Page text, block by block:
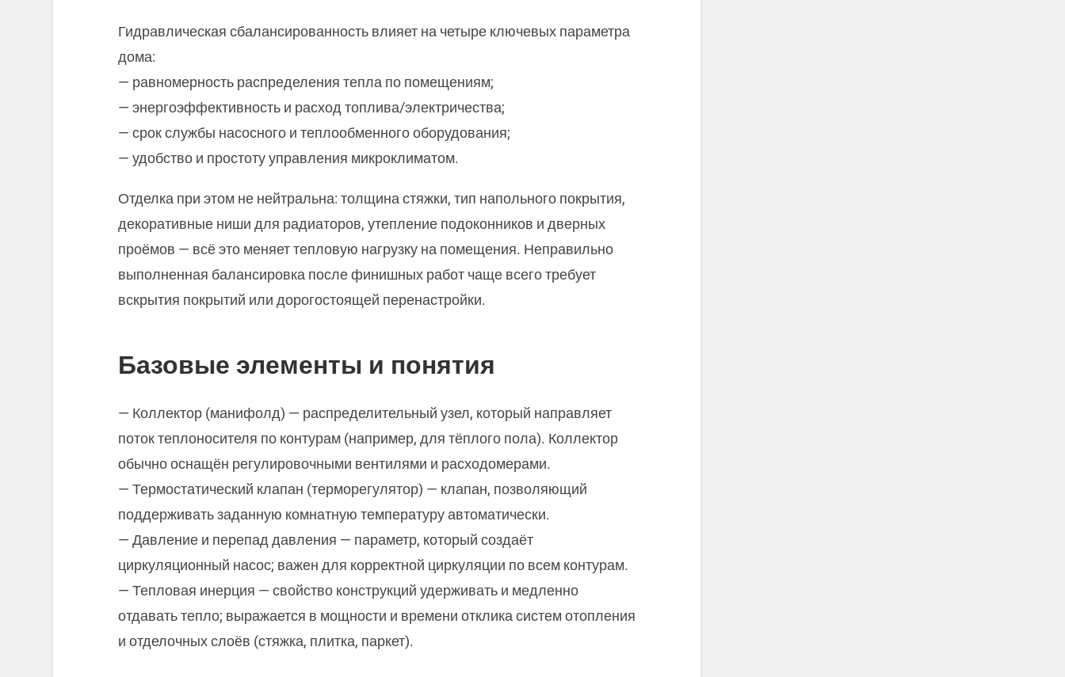
Гидравлическая сбалансированность влияет на четыре ключевых параметра
дома:
— равномерность распределения тепла по помещениям;
— энергоэффективность и расход топлива/электричества;
— срок службы насосного и теплообменного оборудования;
— удобство и простоту управления микроклиматом.
Отделка при этом не нейтральна: толщина стяжки, тип напольного покрытия,
декоративные ниши для радиаторов, утепление подоконников и дверных
проёмов — всё это меняет тепловую нагрузку на помещения. Неправильно
выполненная балансировка после финишных работ чаще всего требует
вскрытия покрытий или дорогостоящей перенастройки.
Базовые элементы и понятия
— Коллектор (манифолд) — распределительный узел, который направляет
поток теплоносителя по контурам (например, для тёплого пола). Коллектор
обычно оснащён регулировочными вентилями и расходомерами.
— Термостатический клапан (терморегулятор) — клапан, позволяющий
поддерживать заданную комнатную температуру автоматически.
— Давление и перепад давления — параметр, который создаёт
циркуляционный насос; важен для корректной циркуляции по всем контурам.
— Тепловая инерция — свойство конструкций удерживать и медленно
отдавать тепло; выражается в мощности и времени отклика систем отопления
и отделочных слоёв (стяжка, плитка, паркет).